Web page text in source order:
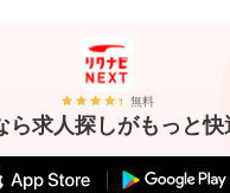
無料
ら求人探しがもっと快